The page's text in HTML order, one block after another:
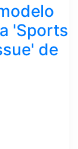
'Sports
de